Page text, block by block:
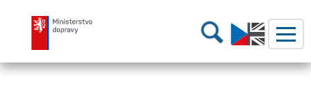
Ministerstvo dopravy Hledání